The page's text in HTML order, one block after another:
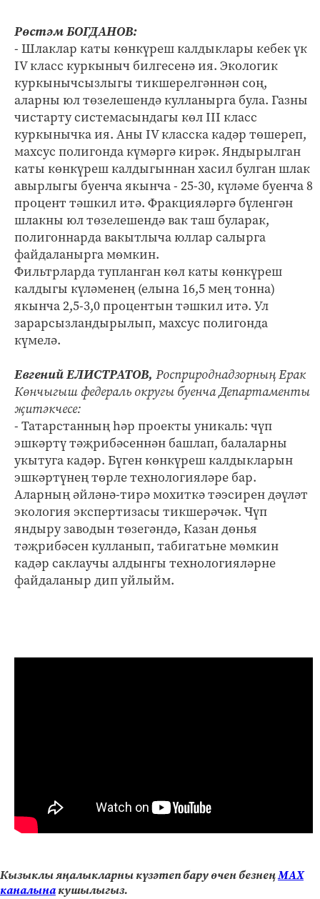
Рөстәм БОГДАНОВ:
- Шлаклар каты көнкүреш калдыклары кебек үк
IV класс куркыныч билгесенә ия. Экологик
куркынычсызлыгы тикшерелгәннән соң,
аларны юл төзелешендә кулланырга була. Газны
чистарту системасындагы көл III класс
куркынычка ия. Аны IV класска кадәр төшереп,
махсус полигонда күмәргә кирәк. Яндырылган
каты көнкүреш калдыгыннан хасил булган шлак
авырлыгы буенча якынча - 25-30, күләме буенча 8
процент тәшкил итә. Фракцияләргә бүленгән
шлакны юл төзелешендә вак таш буларак,
полигоннарда вакытлыча юллар салырга
файдаланырга мөмкин.
Фильтрларда тупланган көл каты көнкүреш
калдыгы күләменең (елына 16,5 мең тонна)
якынча 2,5-3,0 процентын тәшкил итә. Ул
зарарсызландырылып, махсус полигонда
күмелә.
Евгений ЕЛИСТРАТОВ, Росприроднадзорның Ерак
Көнчыгыш федераль округы буенча Департаменты
җитәкчесе:
- Татарстанның һәр проекты уникаль: чүп
эшкәртү тәҗрибәсеннән башлап, балаларны
укытуга кадәр. Бүген көнкүреш калдыкларын
эшкәртүнең төрле технологияләре бар.
Аларның әйләнә-тирә мохиткә тәэсирен дәүләт
экология экспертизасы тикшерәчәк. Чүп
яндыру заводын төзегәндә, Казан дөнья
тәҗрибәсен кулланып, табигатьне мөмкин
кадәр саклаучы алдынгы технологияләрне
файдаланыр дип уйлыйм.
Кызыклы яңалыкларны күзәтеп бару өчен безнеңМАХ
каналынакушылыгыз.